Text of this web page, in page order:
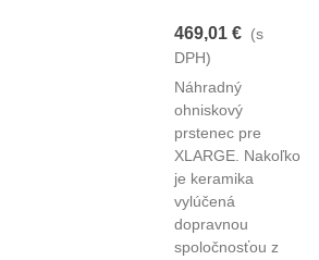
469,01 € (s
DPH)
Náhradný
ohniskový
prstenec pre
XLARGE. Nakoľko
je keramika
vylúčená
dopravnou
spoločnosťou z